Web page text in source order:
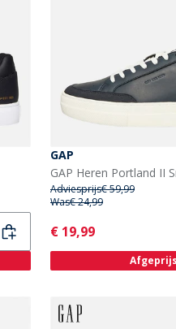
GAP
Adviesprijs€ 59,99
Was€ 24,99
Current
€ 19,99